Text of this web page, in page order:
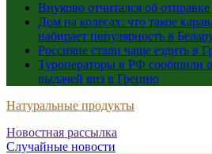
Внуково отчитался об
Дом на колесах: что такое
набирает популярность в
Россияне стали чаще ездить в
Туроператоры в РФ сообщили
выдачей виз в Грецию
Натуральные продукты
Новостная рассылка
Случайные новости